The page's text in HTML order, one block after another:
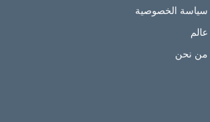
سياسة الخصوصية
عالم
من نحن